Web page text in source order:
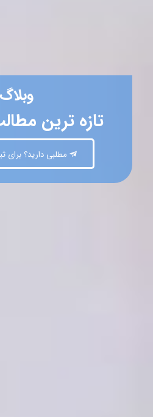
وبلاگ
تازه ترین
مطلبی دارید؟ برای